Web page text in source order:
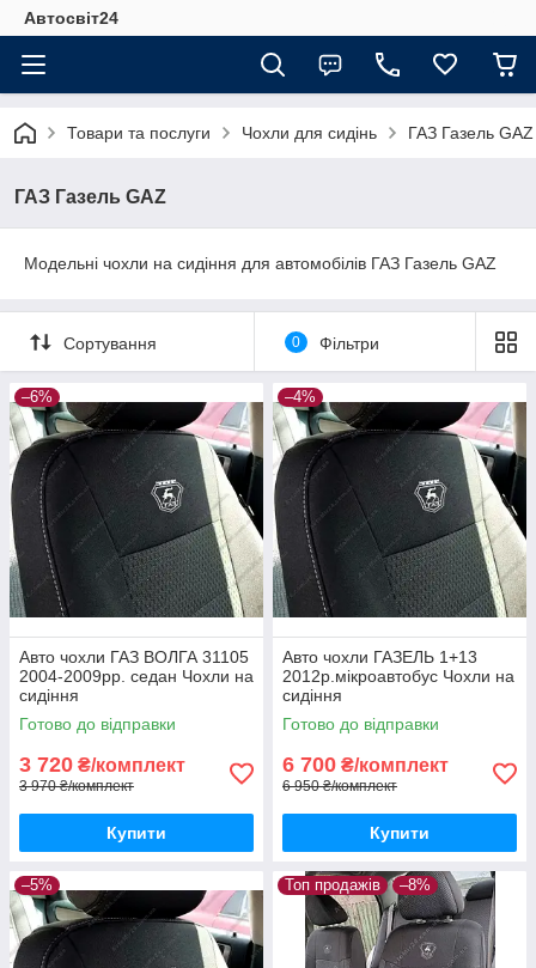
Автосвіт24
Товари та послуги Чохли для сидінь ГАЗ Газель GAZ
ГАЗ Газель GAZ
Модельні чохли на сидіння для автомобілів ГАЗ Газель GAZ
Сортування 0 Фільтри
–6%
Авто чохли ГАЗ ВОЛГА 31105
2004-2009рр. седан Чохли на
сидіння
Готово до відправки
3 720 ₴/комплект
3 970 ₴/комплект
Купити
–4%
Авто чохли ГАЗЕЛЬ 1+13
2012р.мікроавтобус Чохли на
сидіння
Готово до відправки
6 700 ₴/комплект
6 950 ₴/комплект
Купити
–5% Топ продажів –8%